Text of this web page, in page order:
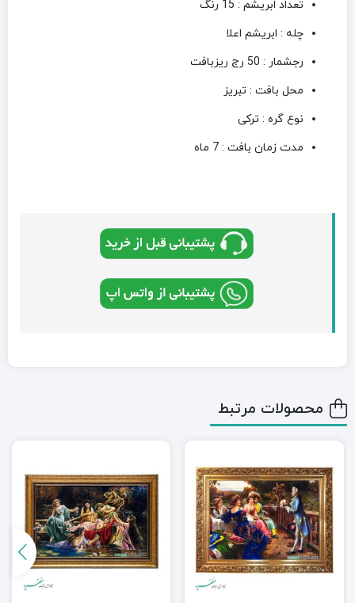
تعداد ابریشم : 15 رنگ
چله : ابریشم اعلا
رجشمار : 50 رج ریزبافت
محل بافت : تبریز
نوع گره : ترکی
مدت زمان بافت : 7 ماه
محصولات مرتبط